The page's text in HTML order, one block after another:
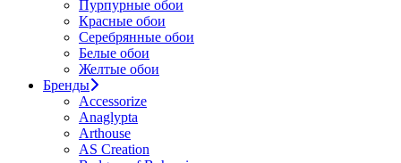
Пурпурные обои
Красные обои
Серебрянные обои
Белые обои
Желтые обои
Бренды
Accessorize
Anaglypta
Arthouse
AS Creation